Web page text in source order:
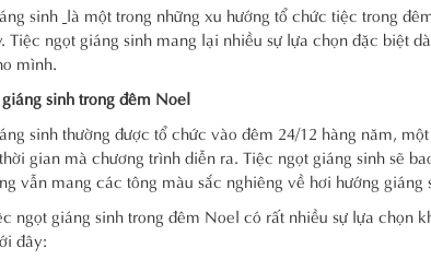
sinh là một trong những xu hướng tổ chức tiệc trong
Tiệc ngọt giáng sinh mang lại nhiều sự lựa chọn đặc biệt
mình.
sinh trong đêm Noel
sinh thường được tổ chức vào đêm 24/12 hàng năm,
gian mà chương trình diễn ra. Tiệc ngọt giáng sinh sẽ
vẫn mang các tông màu sắc nghiêng về hơi hướng giáng
ngọt giáng sinh trong đêm Noel có rất nhiều sự lựa chọn
đây: